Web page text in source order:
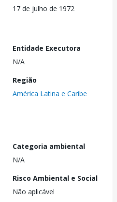
17 de julho de 1972
Entidade Executora
N/A
Região
América Latina e Caribe
Categoria ambiental
N/A
Risco Ambiental e Social
Não aplicável